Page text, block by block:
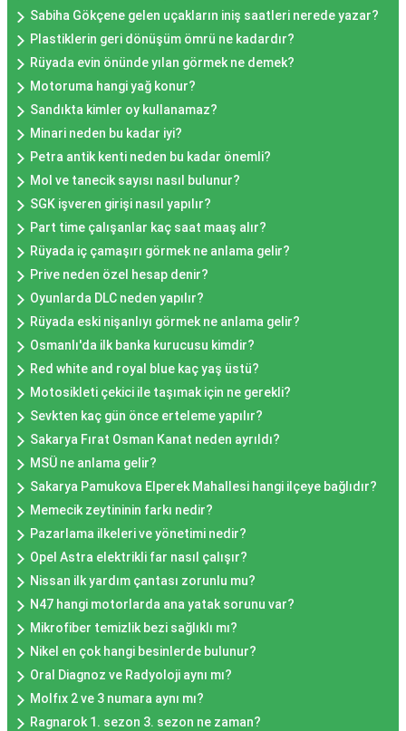
Sabiha Gökçene gelen uçakların iniş saatleri nerede yazar?
Plastiklerin geri dönüşüm ömrü ne kadardır?
Rüyada evin önünde yılan görmek ne demek?
Motoruma hangi yağ konur?
Sandıkta kimler oy kullanamaz?
Minari neden bu kadar iyi?
Petra antik kenti neden bu kadar önemli?
Mol ve tanecik sayısı nasıl bulunur?
SGK işveren girişi nasıl yapılır?
Part time çalışanlar kaç saat maaş alır?
Rüyada iç çamaşırı görmek ne anlama gelir?
Prive neden özel hesap denir?
Oyunlarda DLC neden yapılır?
Rüyada eski nişanlıyı görmek ne anlama gelir?
Osmanlı'da ilk banka kurucusu kimdir?
Red white and royal blue kaç yaş üstü?
Motosikleti çekici ile taşımak için ne gerekli?
Sevkten kaç gün önce erteleme yapılır?
Sakarya Fırat Osman Kanat neden ayrıldı?
MSÜ ne anlama gelir?
Sakarya Pamukova Elperek Mahallesi hangi ilçeye bağlıdır?
Memecik zeytininin farkı nedir?
Pazarlama ilkeleri ve yönetimi nedir?
Opel Astra elektrikli far nasıl çalışır?
Nissan ilk yardım çantası zorunlu mu?
N47 hangi motorlarda ana yatak sorunu var?
Mikrofiber temizlik bezi sağlıklı mı?
Nikel en çok hangi besinlerde bulunur?
Oral Diagnoz ve Radyoloji aynı mı?
Molfıx 2 ve 3 numara aynı mı?
Ragnarok 1. sezon 3. sezon ne zaman?